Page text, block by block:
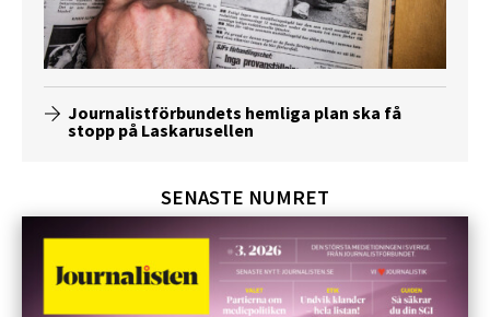
Journalistförbundets hemliga plan ska få
stopp på Laskarusellen
SENASTE NUMRET